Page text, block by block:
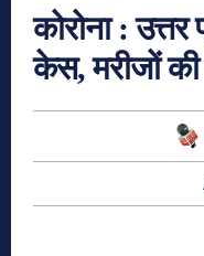
कोरोना :
केस, मरीजों